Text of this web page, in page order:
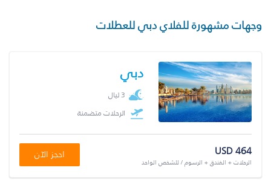
وجهات مشهورة للفلاي دبي للعطلات
دبي
3 ليال
الرحلات متضمنة
USD 464
الرحلات + الفندق + الرسوم / للشخص الواحد
احجز الآن